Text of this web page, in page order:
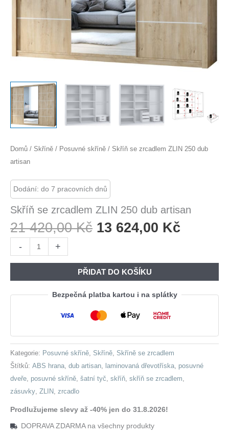
Domů / Skříně / Posuvné skříně / Skříň se zrcadlem ZLIN 250 dub
artisan
Dodání: do 7 pracovních dnů
Skříň se zrcadlem ZLIN 250 dub artisan
21 420,00Kč Původní
21
420,00 Kč.
13 624,00 Kč
624,00
-
se
ZLIN
250
+
PŘIDAT DO KOŠÍKU
Bezpečná platba kartou i na splátky
Kategorie: Posuvné skříně, Skříně, Skříně se zrcadlem
Štítků: ABS hrana, dub artisan, laminovaná dřevotříska, posuvné
dveře, posuvné skříně, šatní tyč, skříň, skříň se zrcadlem,
zásuvky, ZLIN, zrcadlo
Prodlužujeme slevy až -40% jen do 31.8.2026!
DOPRAVA ZDARMA na všechny produkty